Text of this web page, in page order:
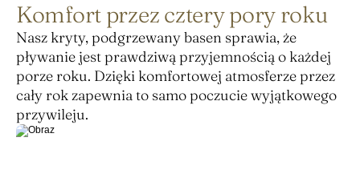
Komfort przez cztery pory roku
Nasz kryty, podgrzewany basen sprawia, że
pływanie jest prawdziwą przyjemnością o każdej
porze roku. Dzięki komfortowej atmosferze przez
cały rok zapewnia to samo poczucie wyjątkowego
przywileju.